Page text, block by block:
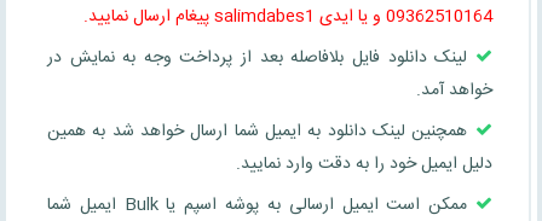
09362510164 و یا ایدی salimdabes1 پیغام ارسال نمایید.
لینک دانلود فایل بلافاصله بعد از پرداخت وجه به نمایش در
خواهد آمد.
همچنین لینک دانلود به ایمیل شما ارسال خواهد شد به همین
دلیل ایمیل خود را به دقت وارد نمایید.
ممکن است ایمیل ارسالی به پوشه اسپم یا Bulk ایمیل شما